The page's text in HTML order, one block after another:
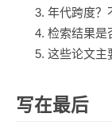
年代跨度？
检索结果是
这些论文主
写在最后